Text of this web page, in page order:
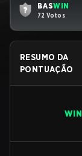
BASWIN
72 Votos
RESUMO DA
PONTUAÇÃO
WIN